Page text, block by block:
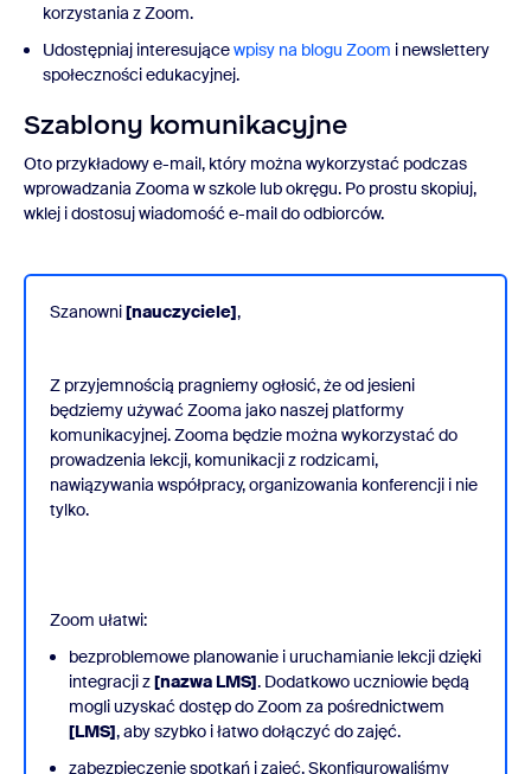
korzystania z Zoom.
Udostępniaj interesującewpisy na blogu Zoom i newslettery
społeczności edukacyjnej.
Szablony komunikacyjne
Oto przykładowy e-mail, który można wykorzystać podczas
wprowadzania Zooma w szkole lub okręgu. Po prostu skopiuj,
wklej i dostosuj wiadomość e-mail do odbiorców.
Szanowni[nauczyciele],
Z przyjemnością pragniemy ogłosić, że od jesieni
będziemy używać Zooma jako naszej platformy
komunikacyjnej. Zooma będzie można wykorzystać do
prowadzenia lekcji, komunikacji z rodzicami,
nawiązywania współpracy, organizowania konferencji i nie
tylko.
Zoom ułatwi:
bezproblemowe planowanie i uruchamianie lekcji dzięki
integracji z[nazwa LMS]. Dodatkowo uczniowie będą
mogli uzyskać dostęp do Zoom za pośrednictwem
[LMS], aby szybko i łatwo dołączyć do zajęć.
zabezpieczenie spotkań i zajęć. Skonfigurowaliśmy